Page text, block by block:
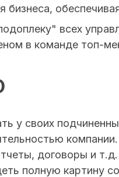
бизнеса,
всех
в команде топ-
у своих
договоры и
полную картину